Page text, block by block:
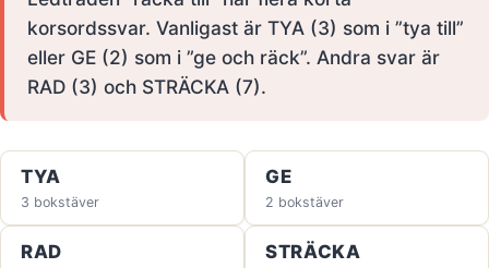
korsordssvar. Vanligast är TYA (3) som i ”tya till”
eller GE (2) som i ”ge och räck”. Andra svar är
RAD (3) och STRÄCKA (7).
TYA
3 bokstäver
GE
2 bokstäver
RAD STRÄCKA